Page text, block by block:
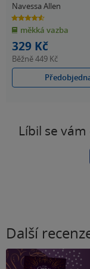
Navessa Allen
4.6
z
5
hvězdiček
měkká vazba
329 Kč
Běžně449 Kč
Líbil se
Další